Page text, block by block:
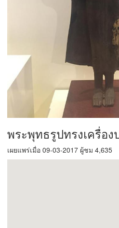
พระพุทธรูปทรงเครื่อ
เผยแพร่เมื่อ 09-03-2017 ผู้ชม 4,635